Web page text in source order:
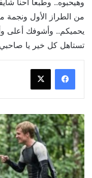
من الطراز الأول ونجمة
يحميكم.. وأشوفك أعلى
تستاهل كل خير يا
تفاصيل
عودة
سلسلة
أفلام
The
Hunger